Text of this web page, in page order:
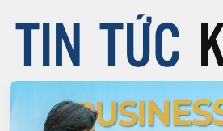
TIN TỨC